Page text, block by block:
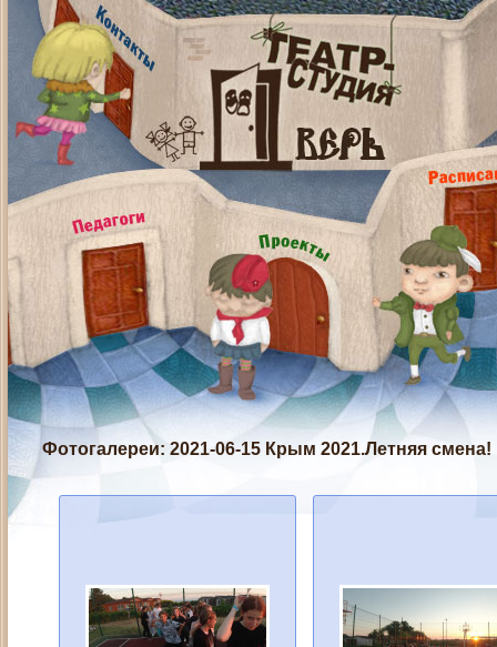
Фотогалереи: 2021-06-15 Крым 2021.Летняя смена!